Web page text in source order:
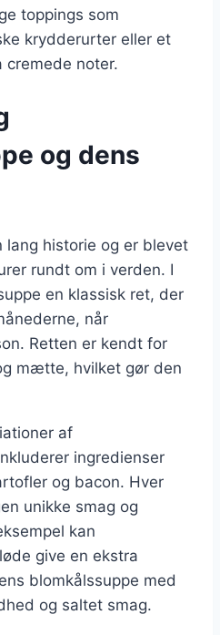
toppings som
krydderurter eller et
noter.
og dens
lang historie og er blevet
rundt om i verden. I
en klassisk ret, der
når
Retten er kendt for
mætte, hvilket gør den
af
ingredienser
og bacon. Hver
unikke smag og
kan
give en ekstra
blomkålssuppe med
og saltet smag.